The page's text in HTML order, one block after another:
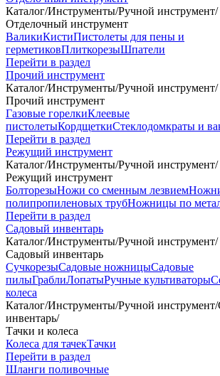
Каталог/Инструменты/Ручной инструмент/
Отделочный инструмент
ВаликиКистиПистолеты для пены и
герметиковПлиткорезыШпатели
Перейти в раздел
Прочий инструмент
Каталог/Инструменты/Ручной инструмент/
Прочий инструмент
Газовые горелкиКлеевые
пистолетыКордщеткиСтеклодомкраты и
Перейти в раздел
Режущий инструмент
Каталог/Инструменты/Ручной инструмент/
Режущий инструмент
БолторезыНожи со сменным лезвием
полипропиленовых трубНожницы по
Перейти в раздел
Садовый инвентарь
Каталог/Инструменты/Ручной инструмент/
Садовый инвентарь
СучкорезыСадовые ножницыСадовые
пилыГраблиЛопатыРучные культиваторы
колеса
Каталог/Инструменты/Ручной инструмент/
инвентарь/
Тачки и колеса
Колеса для тачекТачки
Перейти в раздел
Шланги поливочные